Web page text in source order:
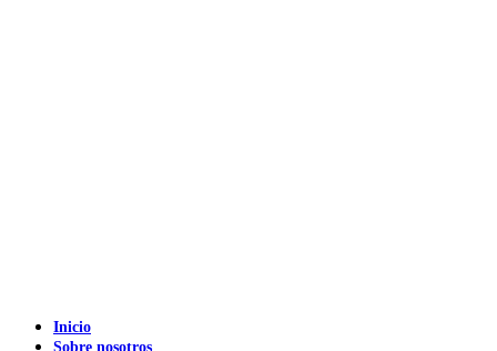
Inicio
Sobre nosotros